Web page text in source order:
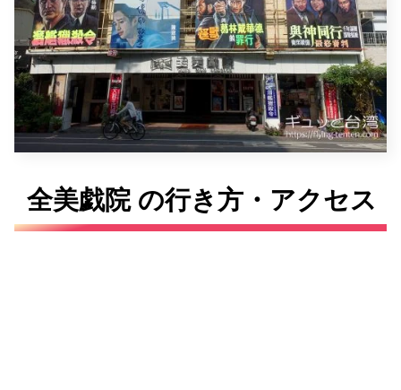
全美戯院 の行き方・アクセス